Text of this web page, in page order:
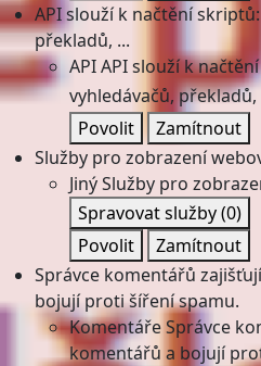
API slouží k načtění
překladů, ...
APIAPI slouží k
vyhledávačů, překladů,
Povolit
Zamítnout
Služby pro zobrazení
JinýSlužby pro
Spravovat služby(0)
Povolit
Zamítnout
Správce komentářů
bojují proti šíření spamu.
KomentářeSprávce
komentářů a bojují